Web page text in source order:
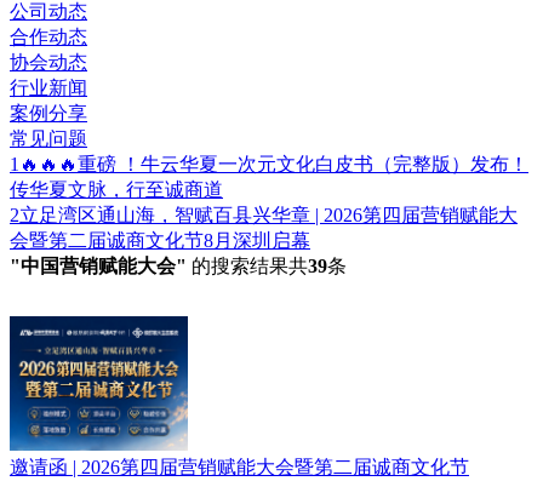
公司动态
合作动态
协会动态
行业新闻
案例分享
常见问题
1 🔥🔥🔥重磅 ！牛云华夏一次元文化白皮书（完整版）发布！
传华夏文脉，行至诚商道
2立足湾区通山海，智赋百县兴华章 | 2026第四届营销赋能大
会暨第二届诚商文化节8月深圳启幕
"中国营销赋能大会" 的搜索结果共39条
邀请函 | 2026第四届营销赋能大会暨第二届诚商文化节